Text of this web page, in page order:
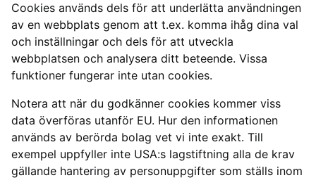
Cookies används dels för att underlätta användningen
av en webbplats genom att t.ex. komma ihåg dina val
och inställningar och dels för att utveckla
webbplatsen och analysera ditt beteende. Vissa
funktioner fungerar inte utan cookies.
Notera att när du godkänner cookies kommer viss
data överföras utanför EU. Hur den informationen
används av berörda bolag vet vi inte exakt. Till
exempel uppfyller inte USA:s lagstiftning alla de krav
gällande hantering av personuppgifter som ställs inom